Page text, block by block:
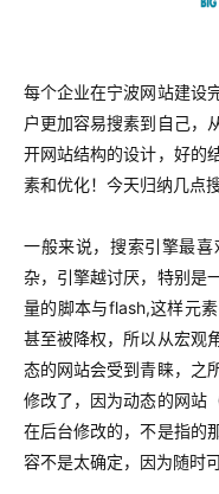
每个企业在宁波网站建设
户更加容易搜素到自己，
开网站结构的设计，好的
素和优化！今天归纳几点
一般来说，搜索引擎最
杂，引擎越讨厌，特别是
量的脚本与flash,这样元
甚至被降权，所以从宏观
态的网站会受到青睐，之
修改了，因为动态的网站
在后台修改的，不是指的
容不是太确定，因为随时